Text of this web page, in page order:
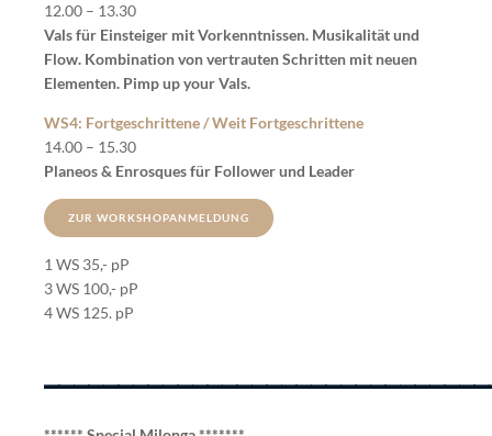
12.00 – 13.30
Vals für Einsteiger mit Vorkenntnissen. Musikalität und
Flow. Kombination von vertrauten Schritten mit neuen
Elementen. Pimp up your Vals.
WS4: Fortgeschrittene / Weit Fortgeschrittene
14.00 – 15.30
Planeos & Enrosques für Follower und Leader
ZUR WORKSHOPANMELDUNG
1 WS 35,- pP
3 WS 100,- pP
4 WS 125. pP